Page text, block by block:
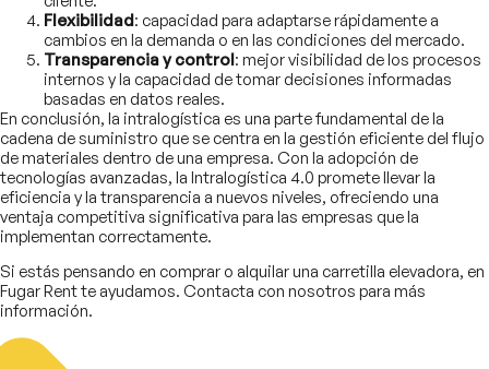
Flexibilidad: capacidad para adaptarse rápidamente a
cambios en la demanda o en las condiciones del mercado.
Transparencia y control: mejor visibilidad de los procesos
internos y la capacidad de tomar decisiones informadas
basadas en datos reales.
En conclusión, la intralogística es una parte fundamental de la
cadena de suministro que se centra en la gestión eficiente del flujo
de materiales dentro de una empresa. Con la adopción de
tecnologías avanzadas, la Intralogística 4.0 promete llevar la
eficiencia y la transparencia a nuevos niveles, ofreciendo una
ventaja competitiva significativa para las empresas que la
implementan correctamente.
Si estás pensando en comprar o alquilar una carretilla elevadora, en
Fugar Rent te ayudamos. Contacta con nosotros para más
información.